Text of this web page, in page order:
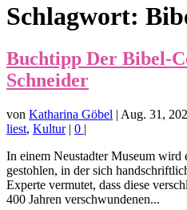
Schlagwort:
Buchtipp Der Bibel-
Schneider
von Katharina Göbel | Aug. 31,
liest, Kultur| 0 |
In einem Neustadter Museum
gestohlen, in der sich
Experte vermutet, dass diese
400 Jahren verschwundenen...